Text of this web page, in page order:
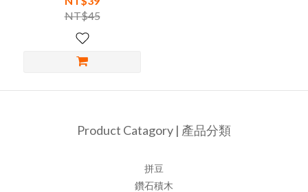
NT$45
Product Catagory | 產品分類
拼豆
鑽石積木